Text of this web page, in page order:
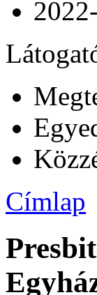
Címlap